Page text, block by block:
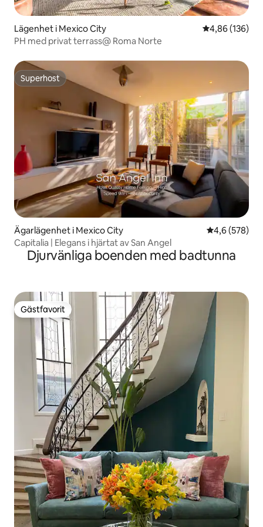
Lägenhet i Mexico City 4,86 av 5 i
4,86 (136)
PH med privat terrass@ Roma Norte
Superhost
Superhost
Ägarlägenhet i Mexico City 4,6 av 5 i
4,6 (578)
Capitalia | Elegans i hjärtat av San Angel
Djurvänliga boenden med badtunna
Gästfavorit
Gästfavorit